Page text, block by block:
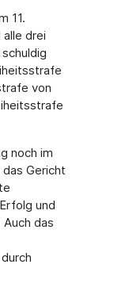
11.
drei
von
noch im
Gericht
und
das